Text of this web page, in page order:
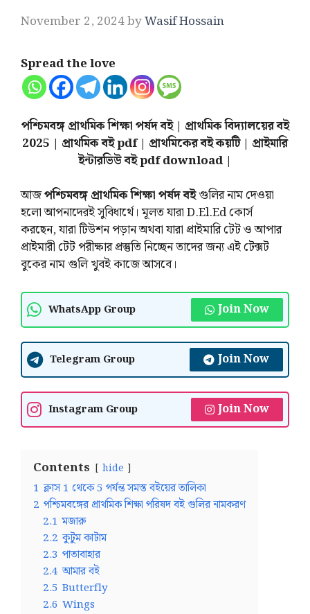
November 2, 2024byWasif Hossain
Spread the love
পশ্চিমবঙ্গ প্রাথমিক শিক্ষা পর্ষদ বই | প্রাথমিক বিদ্যালয়ের বই
2025 | প্রাথমিক বই pdf | প্রাথমিকের বই কয়টি | প্রাইমারি
ইন্টারভিউ বই pdf download |
আজপশ্চিমবঙ্গ প্রাথমিক শিক্ষা পর্ষদ বইগুলির নাম দেওয়া
হলো আপনাদেরই সুবিধার্থে। মূলত যারা D.El.Ed কোর্স
করছেন, যারা টিউশন পড়ান অথবা যারা প্রাইমারি টেট ও আপার
প্রাইমারী টেট পরীক্ষার প্রস্তুতি নিচ্ছেন তাদের জন্য এই টেক্সট
বুকের নাম গুলি খুবই কাজে আসবে।
WhatsApp Group Join Now
Telegram Group Join Now
Instagram Group Join Now
Contents hide
1 ক্লাস 1 থেকে 5 পর্যন্ত সমস্ত বইয়ের তালিকা
2 পশ্চিমবঙ্গের প্রাথমিক শিক্ষা পরিষদ বই গুলির নামকরণ
2.1 মজারু
2.2 কুটুম কাটাম
2.3 পাতাবাহার
2.4 আমার বই
2.5 Butterfly
2.6 Wings